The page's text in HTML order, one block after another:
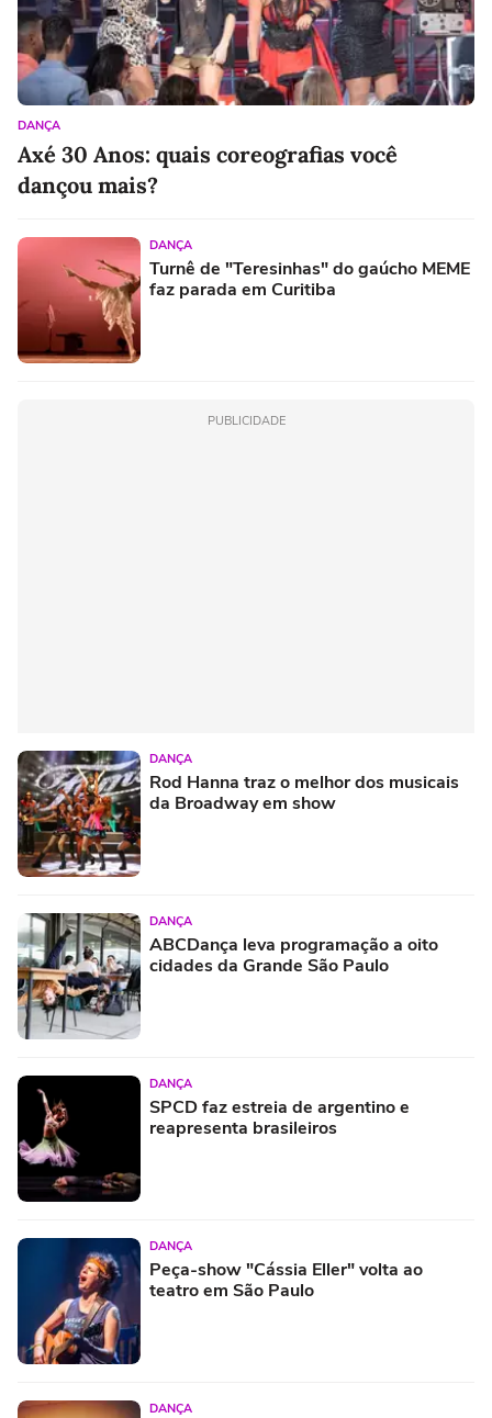
DANÇA
Axé 30 Anos: quais coreografias você
dançou mais?
DANÇA
Turnê de "Teresinhas" do gaúcho MEME
faz parada em Curitiba
PUBLICIDADE
DANÇA
Rod Hanna traz o melhor dos musicais
da Broadway em show
DANÇA
ABCDança leva programação a oito
cidades da Grande São Paulo
DANÇA
SPCD faz estreia de argentino e
reapresenta brasileiros
DANÇA
Peça-show "Cássia Eller" volta ao
teatro em São Paulo
DANÇA